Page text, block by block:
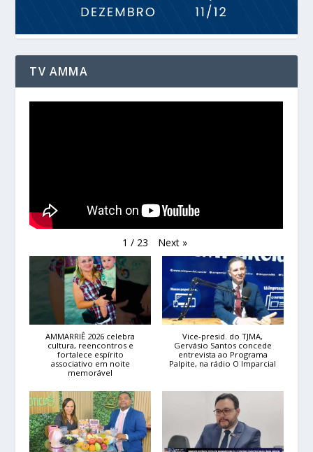
TV AMMA
1 / 23 Next »
AMMARRIÊ 2026 celebra
cultura, reencontros e
fortalece espírito
associativo em noite
memorável
Vice-presid. do TJMA,
Gervásio Santos concede
entrevista ao Programa
Palpite, na rádio O Imparcial